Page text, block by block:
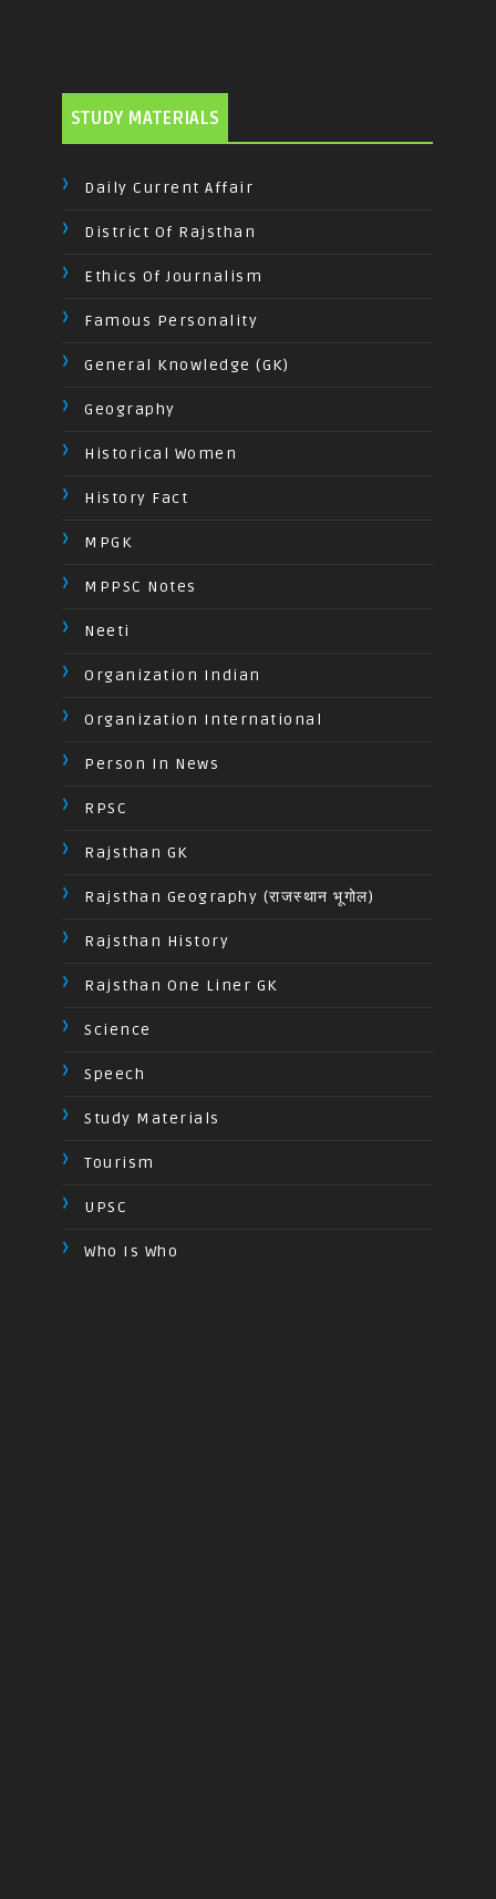
STUDY MATERIALS
Daily Current Affair
District Of Rajsthan
Ethics Of Journalism
Famous Personality
General Knowledge (GK)
Geography
Historical Women
History Fact
MPGK
MPPSC Notes
Neeti
Organization Indian
Organization International
Person In News
RPSC
Rajsthan GK
Rajsthan Geography (राजस्थान भूगोल)
Rajsthan History
Rajsthan One Liner GK
Science
Speech
Study Materials
Tourism
UPSC
Who Is Who